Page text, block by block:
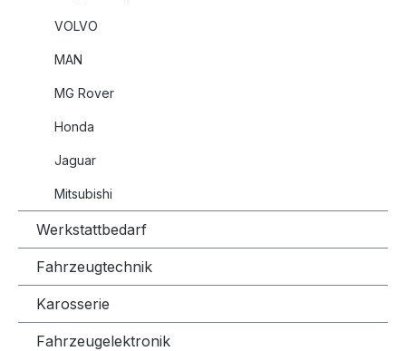
VOLVO
MAN
MG Rover
Honda
Jaguar
Mitsubishi
Werkstattbedarf
Fahrzeugtechnik
Karosserie
Fahrzeugelektronik